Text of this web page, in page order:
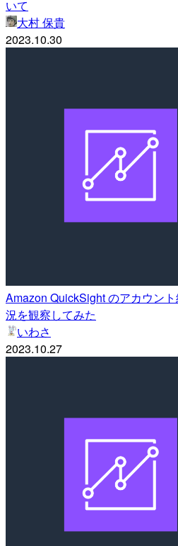
いて
大村 保貴
2023.10.30
Amazon QuickSight のアカウン
況を観察してみた
いわさ
2023.10.27